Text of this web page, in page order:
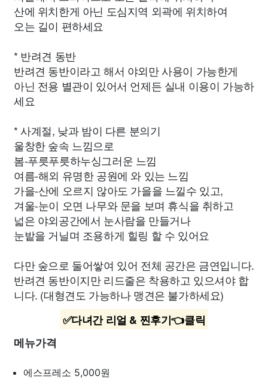
산에 위치한게 아닌 도심지역 외곽에 위치하여
오는 길이 편하세요
* 반려견 동반
반려견 동반이라고 해서 야외만 사용이 가능한게
아닌 전용 별관이 있어서 언제든 실내 이용이 가능하
세요
* 사계절, 낮과 밤이 다른 분의기
울창한 숲속 느낌으로
봄-푸릇푸릇하누싱그러운 느낌
여름-해외 유명한 공원에 와 있는 느낌
가을-산에 오르지 않아도 가을을 느낄수 있고,
겨울-눈이 오면 나무와 문을 보며 휴식을 취하고
넓은 야외공간에서 눈사람을 만들거나
눈밭을 거닐며 조용하게 힐링 할 수 있어요
다만 숲으로 둘어쌓여 있어 전체 공간은 금연입니다.
반려견 동반이지만 리드줄은 착용하고 있으셔야 합
니다. (대형견도 가능하나 맹견은 불가하세요)
✅다녀간 리얼 & 찐후기👈클릭
메뉴가격
에스프레소 5,000원